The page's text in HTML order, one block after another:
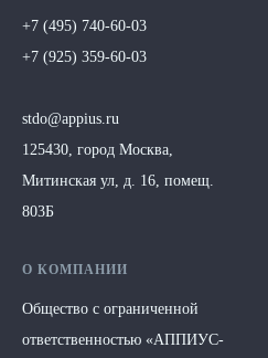
+7 (495) 740-60-03
+7 (925) 359-60-03
stdo@appius.ru
125430, город Москва,
Митинская ул, д. 16, помещ.
803Б
О КОМПАНИИ
Общество с ограниченной
ответственностью «АППИУС-